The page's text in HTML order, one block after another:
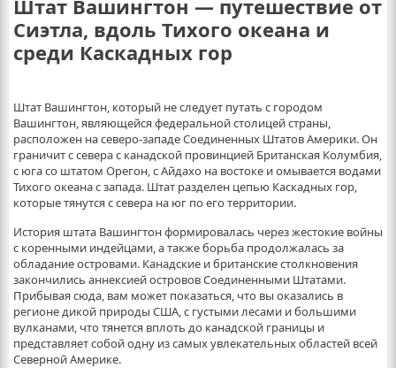
Штат Вашингтон — путешествие от
Сиэтла, вдоль Тихого океана и
среди Каскадных гор
Штат Вашингтон, который не следует путать с городом
Вашингтон, являющейся федеральной столицей страны,
расположен на северо-западе Соединенных Штатов Америки. Он
граничит с севера с канадской провинцией Британская Колумбия,
с юга со штатом Орегон, с Айдахо на востоке и омывается водами
Тихого океана с запада. Штат разделен цепью Каскадных гор,
которые тянутся с севера на юг по его территории.
История штата Вашингтон формировалась через жестокие войны
с коренными индейцами, а также борьба продолжалась за
обладание островами. Канадские и британские столкновения
закончились аннексией островов Соединенными Штатами.
Прибывая сюда, вам может показаться, что вы оказались в
регионе дикой природы США, с густыми лесами и большими
вулканами, что тянется вплоть до канадской границы и
представляет собой одну из самых увлекательных областей всей
Северной Америке.